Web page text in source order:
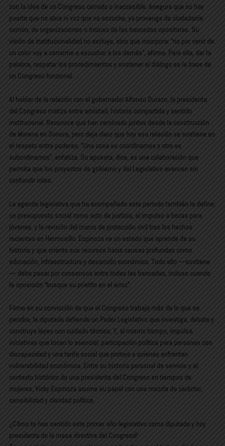
con la idea de un Congreso cerrado o inaccesible. Asegura que no hay
puerta que no abra ni voz que no escuche, ya provenga de ciudadanía
común, de organizaciones o incluso de las bancadas opositoras. Su
visión de institucionalidad no excluye, sino que incorpora: “no por venir de
un color voy a cerrarme a escuchar a los demás”, afirma. Para ella, dar la
palabra, respetar los procedimientos y sostener el diálogo es la base de
un Congreso funcional.
Al hablar de la relación con el gobernador Alfonso Durazo, la presidenta
del Congreso matiza entre amistad, historia compartida y sentido
institucional. Reconoce que han caminado juntos desde la construcción
de Morena en Sonora, pero deja claro que hoy esa relación se sostiene en
el respeto entre poderes. “Una cosa es coordinarnos y otra es
subordinarnos”, enfatiza. Su apuesta, dice, es una colaboración que
permita que los proyectos de gobierno y del Legislativo avancen sin
confundir roles.
La agenda legislativa que ha acompañado este periodo también la define:
un presupuesto social como acto de justicia, el impulso a becas para
jóvenes, y la revisión del marco de protección civil tras los hechos
recientes en Hermosillo. Espinoza ve un estado que aprende de su
historia y que orienta sus recursos hacia causas profundas como
educación, infraestructura y desarrollo económico. Todo ello —sostiene
— debe pasar por consensos entre todas las bancadas, incluso cuando
la oposición “busque su prietito en el arroz”.
Firme en su convicción de que el Congreso trabaja más de lo que se
percibe, la diputada defiende un Poder Legislativo que investiga, debate y
construye leyes con cuidado técnico. Y, al mismo tiempo, impulsa
iniciativas que tocan lo esencial: participación política para personas con
discapacidad y una tarifa social que proteja a quienes enfrentan
vulnerabilidad económica. Entre su historia personal de servicio y el
contexto histórico de una presidenta del Congreso en tiempos de
mujeres, Vicky Espinoza asume su papel con una mezcla de carácter,
sensibilidad y claridad política.
¿Cómo te has sentido este primer año legislativo como diputada y hoy
presidenta de la mesa directiva del Congreso?